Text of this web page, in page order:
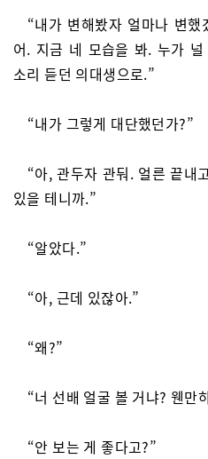
“내가 변해봤자 얼마나 변
어. 지금 네 모습을 봐. 누가
소리 듣던 의대생으로.”
“내가 그렇게 대단했던가?”
“아, 관두자 관둬. 얼른 끝내
있을 테니까.”
“알았다.”
“아, 근데 있잖아.”
“왜?”
“너 선배 얼굴 볼 거냐? 웬
“안 보는 게 좋다고?”